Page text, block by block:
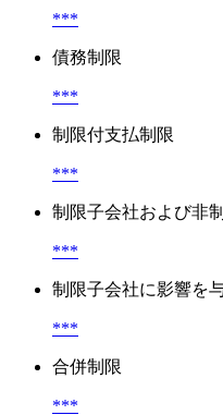
***
債務制限
***
制限付支払制限
***
制限子会社および非
***
制限子会社に影響を
***
合併制限
***